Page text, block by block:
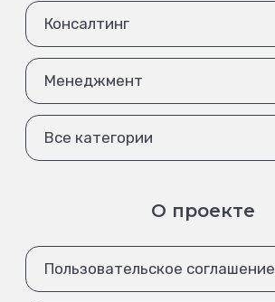
Консалтинг
Менеджмент
Все категории
О проекте
Пользовательское соглашение